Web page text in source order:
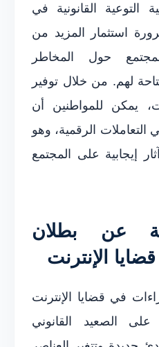
التوعية القانونية في
استثمار المزيد من
حول المخاطر
لهم. من خلال توفير
يمكن للمواطنين أن
التعاملات الرقمية، وهو
إيجابية على المجتمع
عن بطلان
الإنترنت
في قضايا الإنترنت
على الصعيد القانوني